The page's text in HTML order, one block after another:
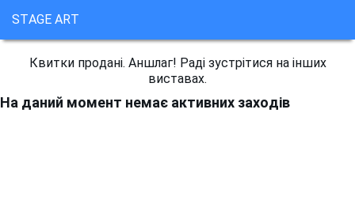
STAGE ART
Квитки продані. Аншлаг! Раді зустрітися на інших
виставах.
На даний момент немає активних заходів